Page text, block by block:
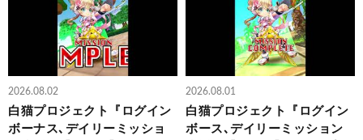
2026.08.02
白猫プロジェクト『ログイン
ボーナス､デイリーミッショ
2026.08.01
白猫プロジェクト『ログイン
ボース､デイリーミッション